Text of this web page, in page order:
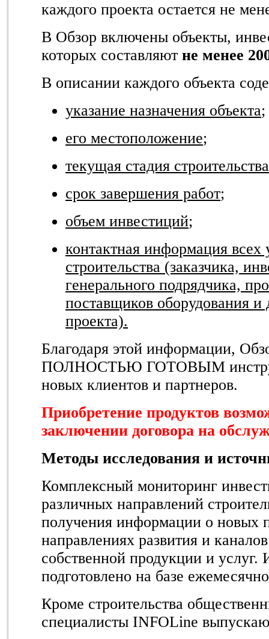
каждого проекта остается не
В Обзор включены объекты,
которых составляют не менее
В описании каждого объекта
указание назначения объекта;
его местоположение;
текущая стадия строительства
срок завершения работ;
объем инвестиций;
контактная информация всех
строительства (заказчика,
генерального подрядчика,
поставщиков оборудования и
проекта).
Благодаря этой информации,
ПОЛНОСТЬЮ ГОТОВЫМ
новых клиентов и партнеров.
Приобретение продуктов
заключении договора на
Методы исследования и
Комплексный мониторинг
различных направлений
получения информации о новых
направлениях развития и
собственной продукции и услуг.
подготовлено на базе
Кроме строительства
специалисты INFOLine